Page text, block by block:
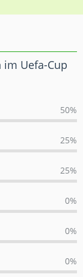
Uefa-Cup
50%
25%
25%
0%
0%
0%